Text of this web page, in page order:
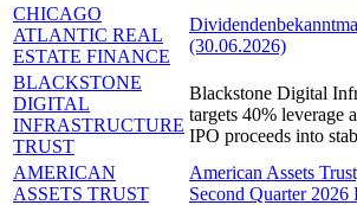
CHICAGO
ATLANTIC REAL
ESTATE FINANCE
(30.06.2026)
BLACKSTONE
DIGITAL
INFRASTRUCTURE
TRUST
Blackstone Digital
targets 40% leverage
IPO proceeds into
AMERICAN
ASSETS TRUST
American Assets
Second Quarter 2026